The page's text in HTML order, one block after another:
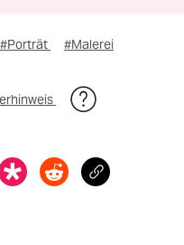
#Porträt #Malerei